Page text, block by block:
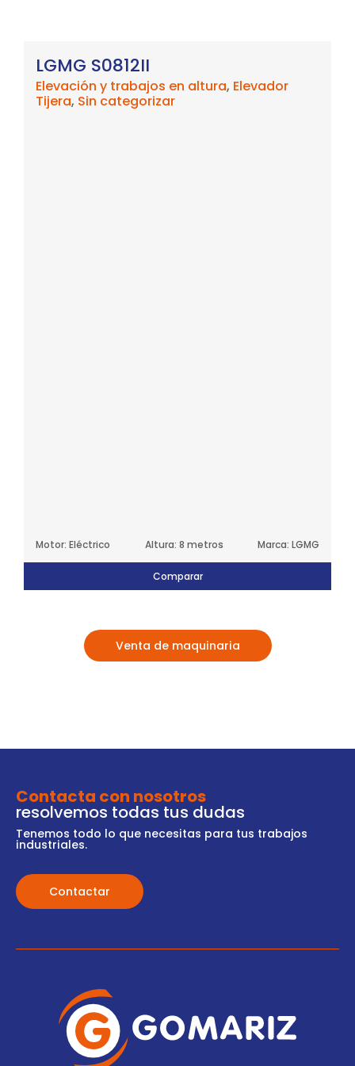
LGMG S0812II
Elevación y trabajos en altura, Elevador
Tijera, Sin categorizar
Motor: Eléctrico Altura: 8 metros Marca: LGMG
Comparar
Venta de maquinaria
Contacta con nosotros
resolvemos todas tus dudas
Tenemos todo lo que necesitas para tus trabajos
industriales.
Contactar